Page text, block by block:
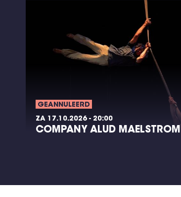
GEANNULEERD
ZA 17.10.2026 - 20:00
COMPANY ALUD MAELSTROM